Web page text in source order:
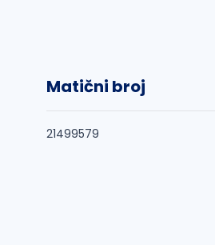
Matični broj
21499579